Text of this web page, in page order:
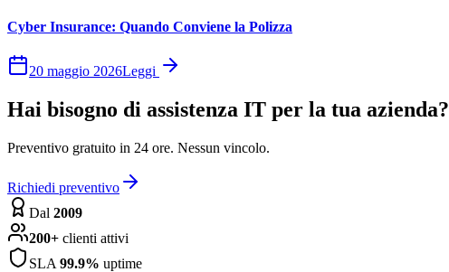
Cyber Insurance: Quando Conviene la Polizza
20 maggio 2026Leggi
Hai bisogno di assistenza IT per la tua azienda?
Preventivo gratuito in 24 ore. Nessun vincolo.
Richiedi preventivo
Dal 2009
200+ clienti attivi
SLA 99.9% uptime